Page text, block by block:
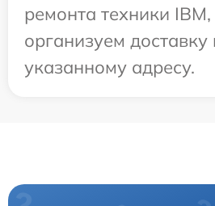
ремонта техники
организуем доставку
указанному адресу.